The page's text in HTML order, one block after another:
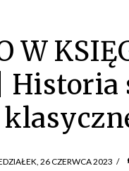
W
Historia
26 CZERWCA 2023 /